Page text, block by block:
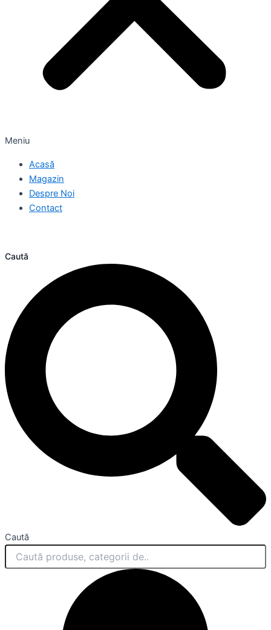
Meniu
Acasă
Magazin
Despre Noi
Contact
Caută
Caută